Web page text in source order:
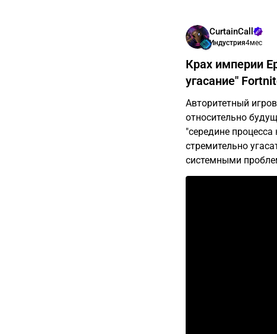
CurtainCall
Индустрия4мес
Крах империи
угасание"
Авторитетный
относительно
"середине
стремительно
системными